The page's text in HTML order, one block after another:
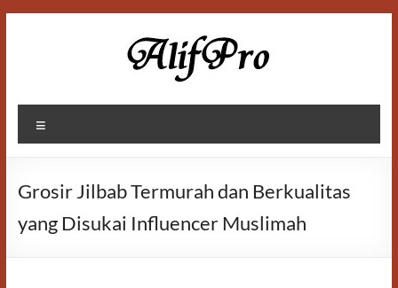
Alif
Properti
Grosir Jilbab Termurah dan Berkualitas
yang Disukai Influencer Muslimah